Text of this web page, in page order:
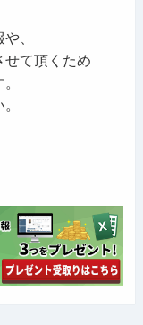
、
せて頂くため